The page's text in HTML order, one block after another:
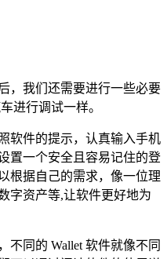
，我们还需要进行一些必要
进行调试一样。
软件的提示，认真输入手机
置一个安全且容易记住的登
根据自己的需求，像一位理
字资产等,让软件更好地为
不同的 Wallet 软件就像不同